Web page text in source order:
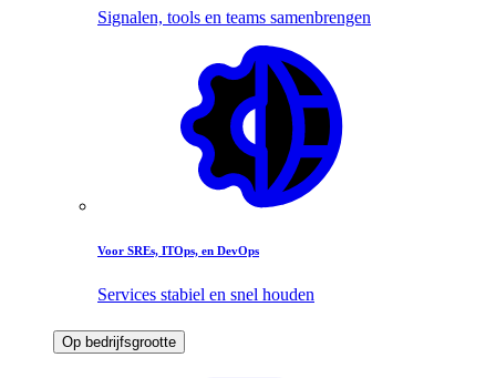
Signalen, tools en teams samenbrengen
Voor SREs, ITOps, en DevOps
Services stabiel en snel houden
Op bedrijfsgrootte